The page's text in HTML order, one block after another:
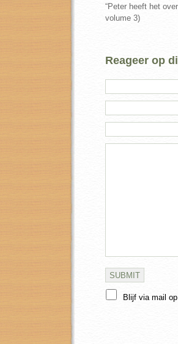
“Peter heeft het
volume 3)
Reageer op
Blijf via mail